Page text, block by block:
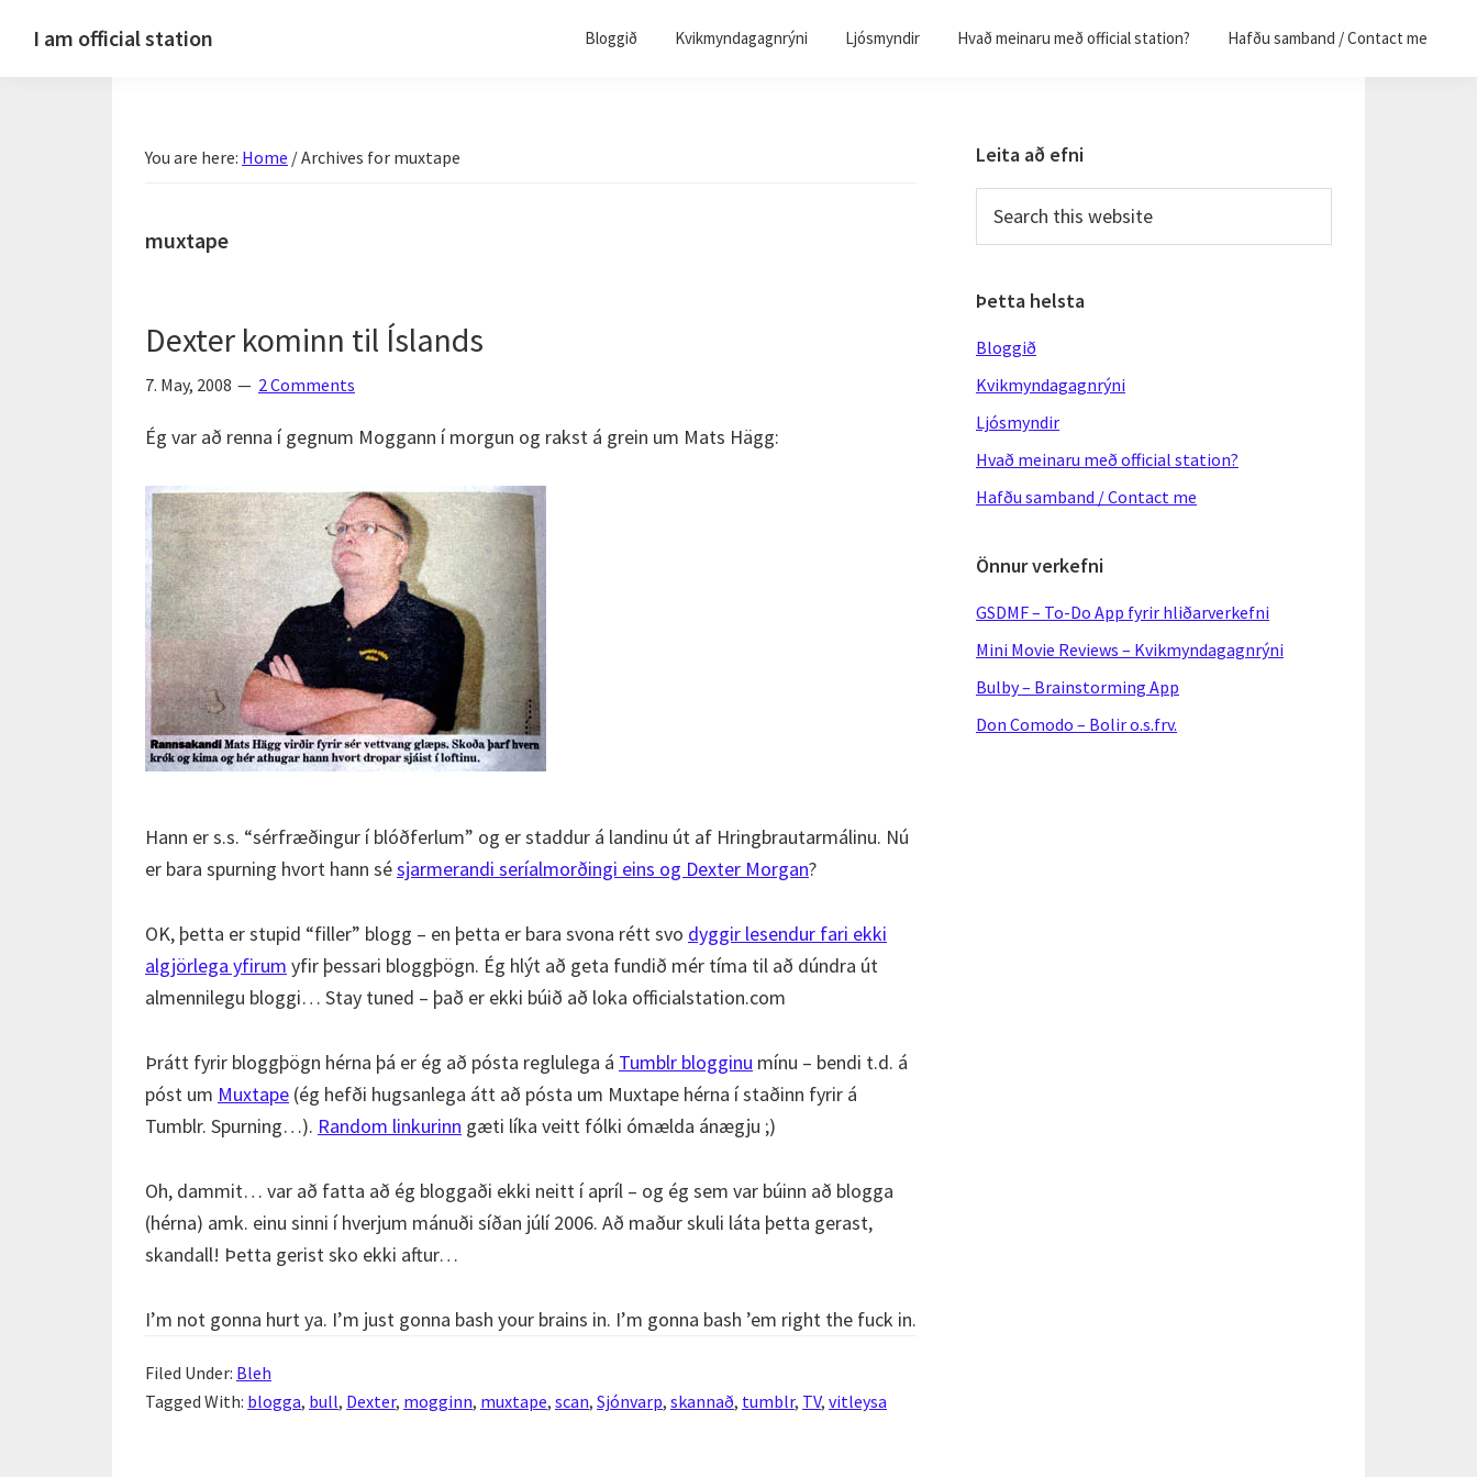
I am official station Bloggið Kvikmyndagagnrýni Ljósmyndir Hvað meinaru með official station? Hafðu samband / Contact me
You are here: Home /Archives for muxtape
muxtape
Dexter kominn til Íslands
7. May, 2008 2 Comments
Ég var að renna í gegnum Moggann í morgun og rakst á grein um Mats Hägg:
Hann er s.s. “sérfræðingur í blóðferlum” og er staddur á landinu út af Hringbrautarmálinu. Nú
er bara spurning hvort hann sésjarmerandi seríalmorðingi eins og Dexter Morgan?
OK, þetta er stupid “filler” blogg – en þetta er bara svona rétt svo dyggir lesendur fari ekki
algjörlega yfirum yfir þessari bloggþögn. Ég hlýt að geta fundið mér tíma til að dúndra út
almennilegu bloggi… Stay tuned – það er ekki búið að loka officialstation.com
Þrátt fyrir bloggþögn hérna þá er ég að pósta reglulega á Tumblr blogginu mínu – bendi t.d. á
póst um Muxtape (ég hefði hugsanlega átt að pósta um Muxtape hérna í staðinn fyrir á
Tumblr. Spurning…). Random linkurinn gæti líka veitt fólki ómælda ánægju ;)
Oh, dammit… var að fatta að ég bloggaði ekki neitt í apríl – og ég sem var búinn að blogga
(hérna) amk. einu sinni í hverjum mánuði síðan júlí 2006. Að maður skuli láta þetta gerast,
skandall! Þetta gerist sko ekki aftur…
I’m not gonna hurt ya. I’m just gonna bash your brains in. I’m gonna bash ’em right the fuck in.
Filed Under: Bleh
Tagged With: blogga, bull, Dexter, mogginn, muxtape, scan, Sjónvarp, skannað, tumblr, TV, vitleysa
Primary
Sidebar
Leita að efni
this
Þetta helsta
Bloggið
Kvikmyndagagnrýni
Ljósmyndir
Hvað meinaru með official station?
Hafðu samband / Contact me
Önnur verkefni
GSDMF – To-Do App fyrir hliðarverkefni
Mini Movie Reviews – Kvikmyndagagnrýni
Bulby – Brainstorming App
Don Comodo – Bolir o.s.frv.